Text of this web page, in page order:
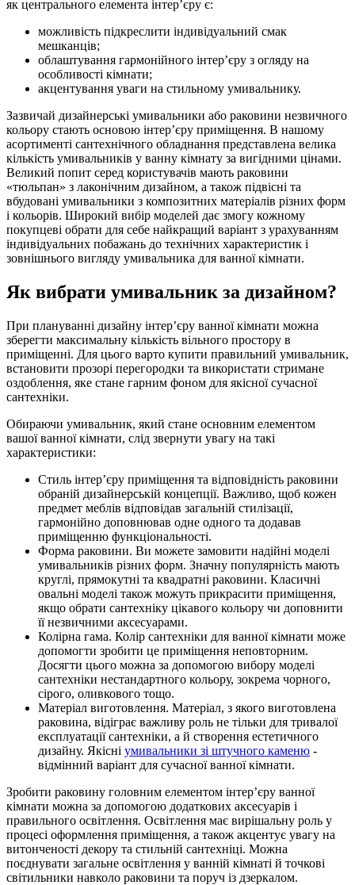
як центрального елемента інтерʼєру є:
можливість підкреслити індивідуальний смак
мешканців;
облаштування гармонійного інтерʼєру з огляду на
особливості кімнати;
акцентування уваги на стильному умивальнику.
Зазвичай дизайнерські умивальники або раковини незвичного
кольору стають основою інтерʼєру приміщення. В нашому
асортименті сантехнічного обладнання представлена велика
кількість умивальників у ванну кімнату за вигідними цінами.
Великий попит серед користувачів мають раковини
«тюльпан» з лаконічним дизайном, а також підвісні та
вбудовані умивальники з композитних матеріалів різних форм
і кольорів. Широкий вибір моделей дає змогу кожному
покупцеві обрати для себе найкращий варіант з урахуванням
індивідуальних побажань до технічних характеристик і
зовнішнього вигляду умивальника для ванної кімнати.
Як вибрати умивальник за дизайном?
При плануванні дизайну інтерʼєру ванної кімнати можна
зберегти максимальну кількість вільного простору в
приміщенні. Для цього варто купити правильний умивальник,
встановити прозорі перегородки та використати стримане
оздоблення, яке стане гарним фоном для якісної сучасної
сантехніки.
Обираючи умивальник, який стане основним елементом
вашої ванної кімнати, слід звернути увагу на такі
характеристики:
Стиль інтерʼєру приміщення та відповідність раковини
обраній дизайнерській концепції. Важливо, щоб кожен
предмет меблів відповідав загальній стилізації,
гармонійно доповнював одне одного та додавав
приміщенню функціональності.
Форма раковини. Ви можете замовити надійні моделі
умивальників різних форм. Значну популярність мають
круглі, прямокутні та квадратні раковини. Класичні
овальні моделі також можуть прикрасити приміщення,
якщо обрати сантехніку цікавого кольору чи доповнити
її незвичними аксесуарами.
Колірна гама. Колір сантехніки для ванної кімнати може
допомогти зробити це приміщення неповторним.
Досягти цього можна за допомогою вибору моделі
сантехніки нестандартного кольору, зокрема чорного,
сірого, оливкового тощо.
Матеріал виготовлення. Матеріал, з якого виготовлена
раковина, відіграє важливу роль не тільки для тривалої
експлуатації сантехніки, а й створення естетичного
дизайну. Якісні умивальники зі штучного каменю -
відмінний варіант для сучасної ванної кімнати.
Зробити раковину головним елементом інтерʼєру ванної
кімнати можна за допомогою додаткових аксесуарів і
правильного освітлення. Освітлення має вирішальну роль у
процесі оформлення приміщення, а також акцентує увагу на
витонченості декору та стильній сантехніці. Можна
поєднувати загальне освітлення у ванній кімнаті й точкові
світильники навколо раковини та поруч із дзеркалом.